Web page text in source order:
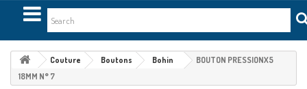
Couture Boutons Bohin
BOUTON PRESSIONX5
18MM N° 7